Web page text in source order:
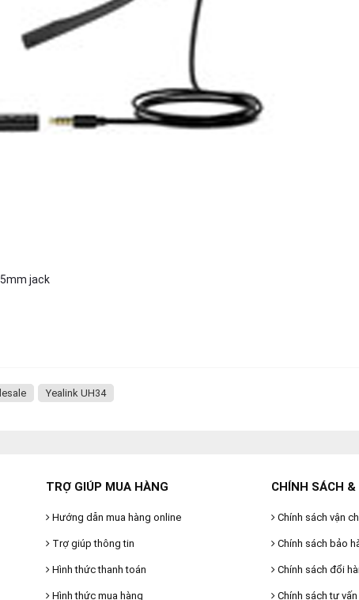
jack
Yealink UH34
TRỢ GIÚP MUA HÀNG
Hướng dẫn mua hàng online
Trợ giúp thông tin
Hình thức thanh toán
Hình thức mua hàng
CHÍNH SÁCH
Chính sách vận
Chính sách bảo
Chính sách đổi
Chính sách tư